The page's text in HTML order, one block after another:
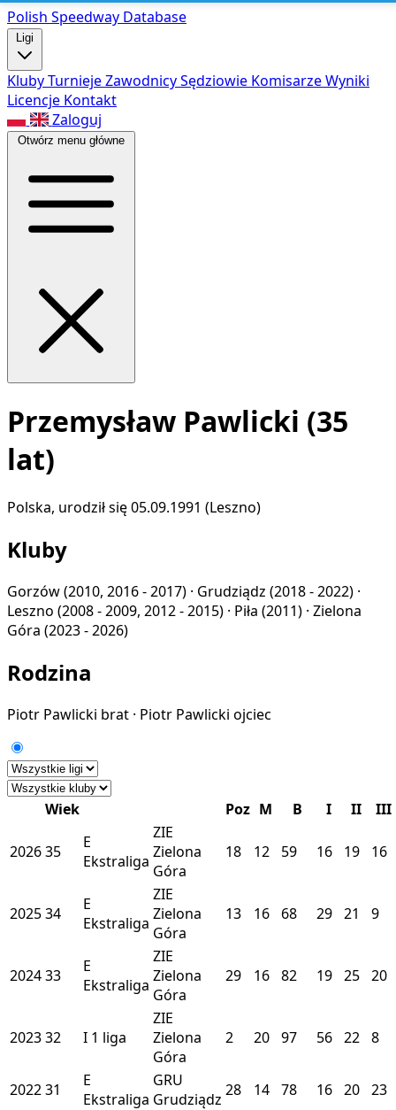
Polish Speedway Database
Ligi
KlubyTurniejeZawodnicySędziowie KomisarzeWyniki
Licencje Kontakt
Zaloguj
Otwórz menu główne
Przemysław Pawlicki (35
lat)
Polska, urodził się 05.09.1991 (Leszno)
Kluby
Gorzów(2010, 2016 - 2017) · Grudziądz (2018 - 2022) ·
Leszno (2008 - 2009, 2012 - 2015) · Piła (2011) · Zielona
Góra (2023 - 2026)
Rodzina
Piotr Pawlicki brat · Piotr Pawlicki ojciec
Wiek Poz M B I II III
202635
E
Ekstraliga
ZIE
Zielona
Góra
18 12 59 16 19 16
202534
E
Ekstraliga
ZIE
Zielona
Góra
13 16 68 29 21 9
202433
E
Ekstraliga
ZIE
Zielona
Góra
29 16 82 19 25 20
202332 I 1 liga
ZIE
Zielona
Góra
2 20 97 56 22 8
202231
E
Ekstraliga
GRU
Grudziądz 28 14 78 16 20 23